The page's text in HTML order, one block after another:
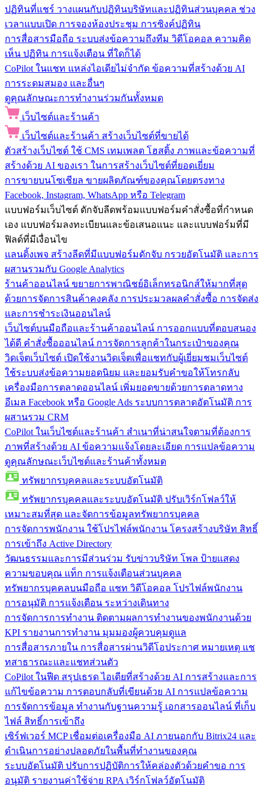
ปฏิทินที่แชร์ วางแผนกับปฏิทินบริษัทและปฏิทินส่วนบุคคล ช่วง
เวลาแบบเปิด การจองห้องประชุม การซิงค์ปฏิทิน
การสื่อสารมือถือ ระบบส่งข้อความถึงทีม วิดีโอคอล ความคิด
เห็น ปฏิทิน การแจ้งเตือน ที่ใดก็ได้
CoPilot ในแชท แหล่งไอเดียไม่จำกัด ข้อความที่สร้างด้วย AI
การระดมสมอง และอื่นๆ
ดูคุณลักษณะการทำงานร่วมกันทั้งหมด
เว็บไซต์และร้านค้า
เว็บไซต์และร้านค้า สร้างเว็บไซต์ที่ขายได้
ตัวสร้างเว็บไซต์ ใช้ CMS เทมเพลต โฮสติ้ง ภาพและข้อความที่
สร้างด้วย AI ของเรา ในการสร้างเว็บไซต์ที่ยอดเยี่ยม
การขายบนโซเชียล ขายผลิตภัณฑ์ของคุณโดยตรงทาง
Facebook, Instagram, WhatsApp หรือ Telegram
แบบฟอร์มเว็บไซต์ ดักจับลีดพร้อมแบบฟอร์มคำสั่งซื้อที่กำหนด
เอง แบบฟอร์มลงทะเบียนและข้อเสนอแนะ และแบบฟอร์มที่มี
ฟิลด์ที่มีเงื่อนไข
แลนดิ้งเพจ สร้างลีดที่มีแบบฟอร์มดักจับ กรวยอัตโนมัติ และการ
ผสานรวมกับ Google Analytics
ร้านค้าออนไลน์ ขยายการพาณิชย์อิเล็กทรอนิกส์ให้มากที่สุด
ด้วยการจัดการสินค้าคงคลัง การประมวลผลคำสั่งซื้อ การจัดส่ง
และการชำระเงินออนไลน์
เว็บไซต์บนมือถือและร้านค้าออนไลน์ การออกแบบที่ตอบสนอง
ได้ดี คำสั่งซื้อออนไลน์ การจัดการลูกค้าในกระเป๋าของคุณ
วิดเจ็ตเว็บไซต์ เปิดใช้งานวิดเจ็ตเพื่อแชทกับผู้เยี่ยมชมเว็บไซต์
ใช้ระบบส่งข้อความยอดนิยม และยอมรับคำขอให้โทรกลับ
เครื่องมือการตลาดออนไลน์ เพิ่มยอดขายด้วยการตลาดทาง
อีเมล Facebook หรือ Google Ads ระบบการตลาดอัตโนมัติ การ
ผสานรวม CRM
CoPilot ในเว็บไซต์และร้านค้า สำเนาที่น่าสนใจตามที่ต้องการ
ภาพที่สร้างด้วย AI ข้อความแจ้งโดยละเอียด การแปลข้อความ
ดูคุณลักษณะเว็บไซต์และร้านค้าทั้งหมด
ทรัพยากรบุคคลและระบบอัตโนมัติ
ทรัพยากรบุคคลและระบบอัตโนมัติ ปรับเวิร์กโฟลว์ให้
เหมาะสมที่สุด และจัดการข้อมูลทรัพยากรบุคคล
การจัดการพนักงาน ใช้โปรไฟล์พนักงาน โครงสร้างบริษัท สิทธิ์
การเข้าถึง Active Directory
วัฒนธรรมและการมีส่วนร่วม รับข่าวบริษัท โพล ป้ายแสดง
ความขอบคุณ แท็ก การแจ้งเตือนส่วนบุคคล
ทรัพยากรบุคคลบนมือถือ แชท วิดีโอคอล โปรไฟล์พนักงาน
การอนุมัติ การแจ้งเตือน ระหว่างเดินทาง
การจัดการการทำงาน ติดตามผลการทำงานของพนักงานด้วย
KPI รายงานการทำงาน มุมมองผู้ควบคุมดูแล
การสื่อสารภายใน การสื่อสารผ่านวิดีโอประกาศ หมายเหตุ แช
ทสาธารณะและแชทส่วนตัว
CoPilot ในฟีด สรุปเธรด ไอเดียที่สร้างด้วย AI การสร้างและการ
แก้ไขข้อความ การตอบกลับที่เขียนด้วย AI การแปลข้อความ
การจัดการข้อมูล ทำงานกับฐานความรู้ เอกสารออนไลน์ ที่เก็บ
ไฟล์ สิทธิ์การเข้าถึง
เซิร์ฟเวอร์ MCP เชื่อมต่อเครื่องมือ AI ภายนอกกับ Bitrix24 และ
ดำเนินการอย่างปลอดภัยในพื้นที่ทำงานของคุณ
ระบบอัตโนมัติ ปรับการปฏิบัติการให้คล่องตัวด้วยคำขอ การ
อนุมัติ รายงานค่าใช้จ่าย RPA เวิร์กโฟลว์อัตโนมัติ